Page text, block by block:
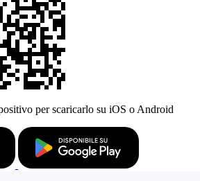
per scaricarlo su iOS o Android